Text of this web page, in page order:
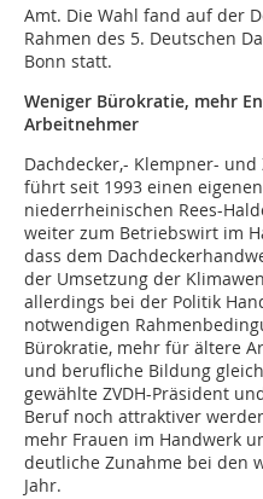
Amt. Die Wahl fand auf der
Rahmen des 5. Deutschen
Bonn statt.
Weniger Bürokratie, mehr
Arbeitnehmer
Dachdecker,- Klempner-
führt seit 1993 einen
niederrheinischen Rees-
weiter zum Betriebswirt im
dass dem
der Umsetzung der
allerdings bei der Politik
notwendigen
Bürokratie, mehr für ältere
und berufliche Bildung
gewählte ZVDH-Präsident
Beruf noch attraktiver
mehr Frauen im Handwerk
deutliche Zunahme bei den
Jahr.